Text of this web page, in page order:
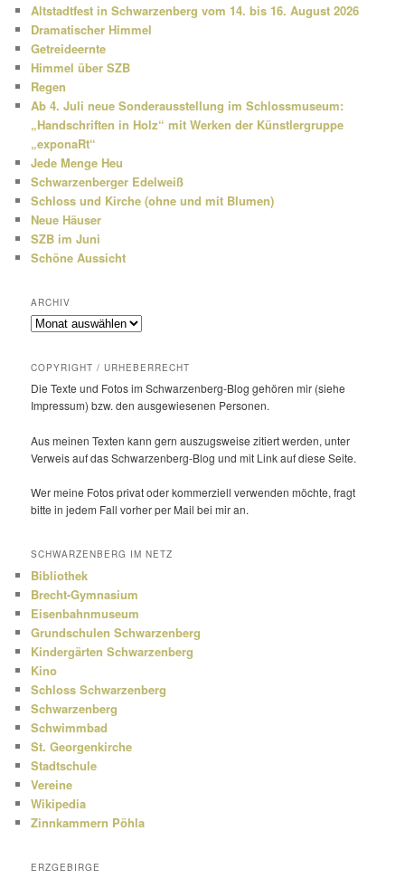
n
Altstadtfest in Schwarzenberg vom 14. bis 16. August 2026
Dramatischer Himmel
Getreideernte
Himmel über SZB
Regen
Ab 4. Juli neue Sonderausstellung im Schlossmuseum:
„Handschriften in Holz“ mit Werken der Künstlergruppe
„exponaRt“
Jede Menge Heu
Schwarzenberger Edelweiß
Schloss und Kirche (ohne und mit Blumen)
Neue Häuser
SZB im Juni
Schöne Aussicht
ARCHIV
Archiv
COPYRIGHT / URHEBERRECHT
Die Texte und Fotos im Schwarzenberg-Blog gehören mir (siehe
Impressum) bzw. den ausge­wie­senen Personen.
Aus meinen Texten kann gern auszugs­weise zitiert werden, unter
Verweis auf das Schwarzenberg-Blog und mit Link auf diese Seite.
Wer meine Fotos privat oder kommer­ziell verwenden möchte, fragt
bitte in jedem Fall vorher per Mail bei mir an.
SCHWARZENBERG IM NETZ
Bibliothek
Brecht-Gymnasium
Eisenbahnmuseum
Grundschulen Schwarzenberg
Kindergärten Schwarzenberg
Kino
Schloss Schwarzenberg
Schwarzenberg
Schwimmbad
St. Georgenkirche
Stadtschule
Vereine
Wikipedia
Zinnkammern Pöhla
ERZGEBIRGE